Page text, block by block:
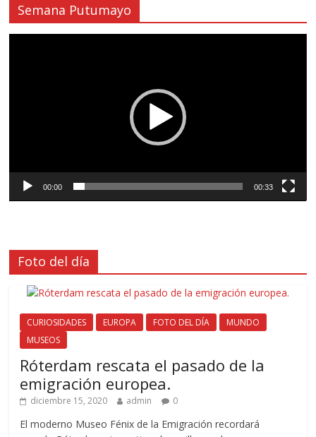
Semana Putumayo
00:00 00:33
Foto del día
CURIOSIDADES EUROPA FOTO DEL DÍA
MUNDO
MUSEOS
Róterdam rescata el pasado de la
emigración europea.
diciembre 15, 2020 admin 0
El moderno Museo Fénix de la Emigración recordará